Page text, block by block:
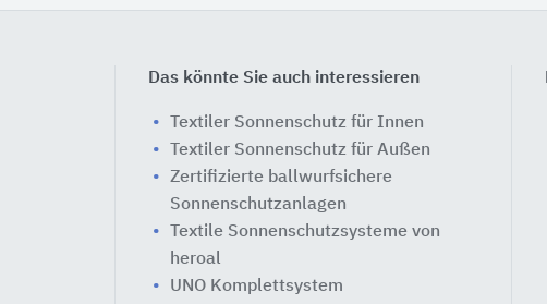
Das könnte Sie auch interessieren
Textiler Sonnenschutz für Innen
Textiler Sonnenschutz für Außen
Zertifizierte ballwurfsichere
Sonnenschutzanlagen
Textile Sonnenschutzsysteme von
heroal
UNO Komplettsystem